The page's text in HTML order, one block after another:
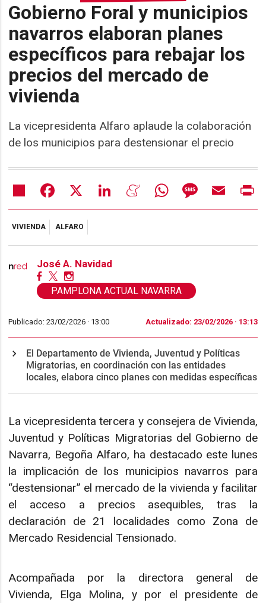
Gobierno Foral y municipios
navarros elaboran planes
específicos para rebajar los
precios del mercado de
vivienda
La vicepresidenta Alfaro aplaude la colaboración
de los municipios para destensionar el precio
Share Facebook LinkedIn MeneameWhatsAppMessageEmail
VIVIENDA ALFARO
José A. Navidad
PAMPLONA ACTUAL NAVARRA
Publicado: 23/02/2026 · 13:00 Actualizado: 23/02/2026 · 13:13
El Departamento de Vivienda, Juventud y Políticas
Migratorias, en coordinación con las entidades
locales, elabora cinco planes con medidas específicas
La vicepresidenta tercera y consejera de Vivienda,
Juventud y Políticas Migratorias del Gobierno de
Navarra, Begoña Alfaro, ha destacado este lunes
la implicación de los municipios navarros para
“destensionar” el mercado de la vivienda y facilitar
el acceso a precios asequibles, tras la
declaración de 21 localidades como Zona de
Mercado Residencial Tensionado.
Acompañada por la directora general de
Vivienda, Elga Molina, y por el presidente de